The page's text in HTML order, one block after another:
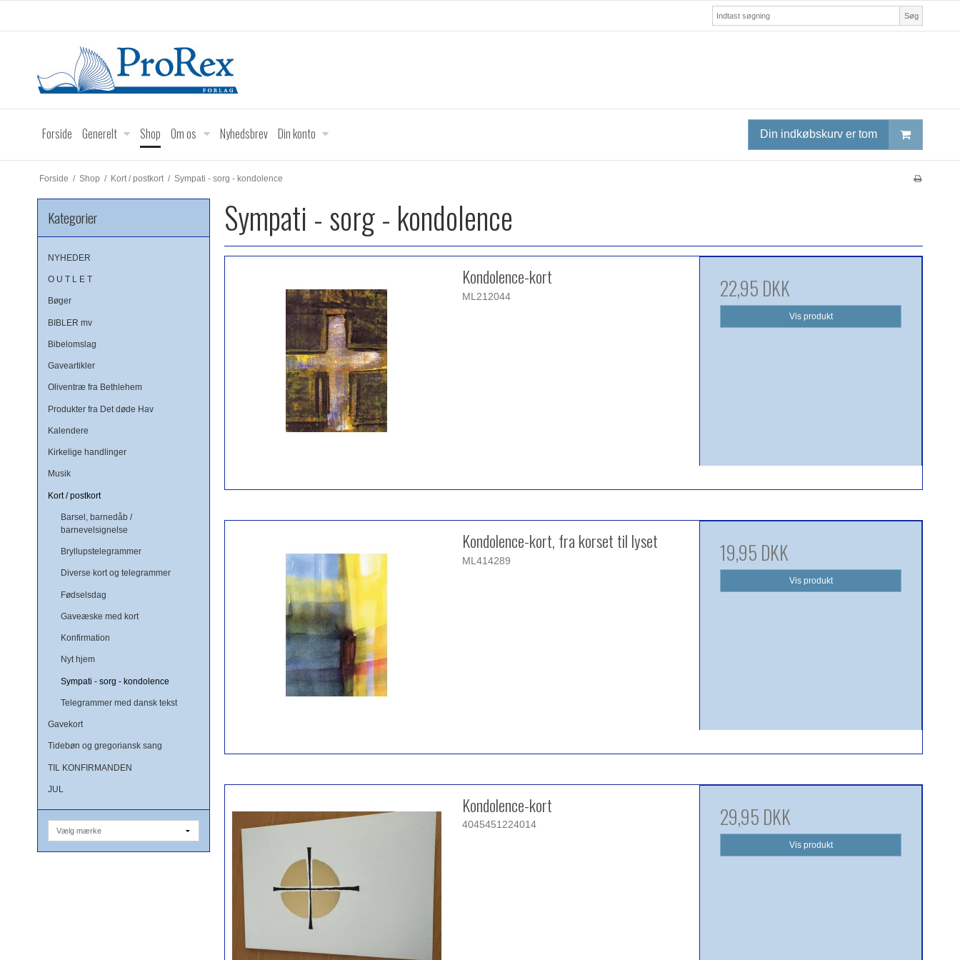
Søg
Forside Generelt Shop Om os Nyhedsbrev Din konto Din indkøbskurv er tom
Forside / Shop / Kort / postkort / Sympati - sorg - kondolence
Kategorier
NYHEDER
O U T L E T
Bøger
BIBLER mv
Bibelomslag
Gaveartikler
Oliventræ fra Bethlehem
Produkter fra Det døde Hav
Kalendere
Kirkelige handlinger
Musik
Kort / postkort
Barsel, barnedåb /
barnevelsignelse
Bryllupstelegrammer
Diverse kort og telegrammer
Fødselsdag
Gaveæske med kort
Konfirmation
Nyt hjem
Sympati - sorg - kondolence
Telegrammer med dansk tekst
Gavekort
Tidebøn og gregoriansk sang
TIL KONFIRMANDEN
JUL
Sympati - sorg - kondolence
Kondolence-kort
ML212044 22,95 DKK
Vis produkt
Kondolence-kort, fra korset til lyset
ML414289 19,95 DKK
Vis produkt
Kondolence-kort
4045451224014 29,95 DKK
Vis produkt